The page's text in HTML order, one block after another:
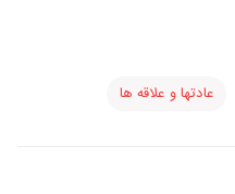
عادتها و علاقه ها